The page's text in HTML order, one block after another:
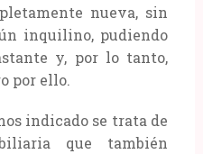
nueva, sin
inquilino, pudiendo
y, por lo tanto,
por ello.
indicado se trata de
que también